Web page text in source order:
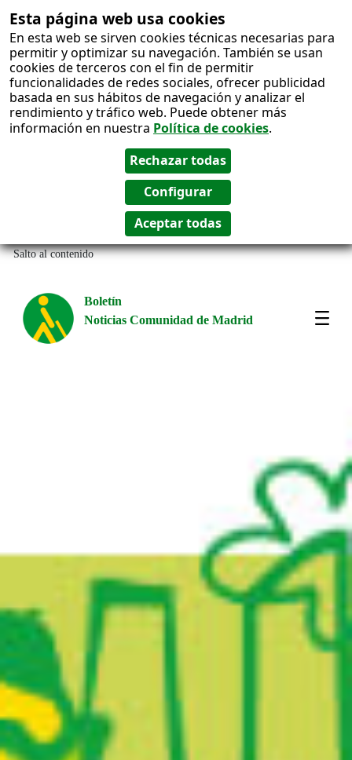
Esta página web usa cookies
En esta web se sirven cookies técnicas necesarias para
permitir y optimizar su navegación. También se usan
cookies de terceros con el fin de permitir
funcionalidades de redes sociales, ofrecer publicidad
basada en sus hábitos de navegación y analizar el
rendimiento y tráfico web. Puede obtener más
información en nuestra Política de cookies.
Salto al contenido
Boletín
Noticias Comunidad de Madrid